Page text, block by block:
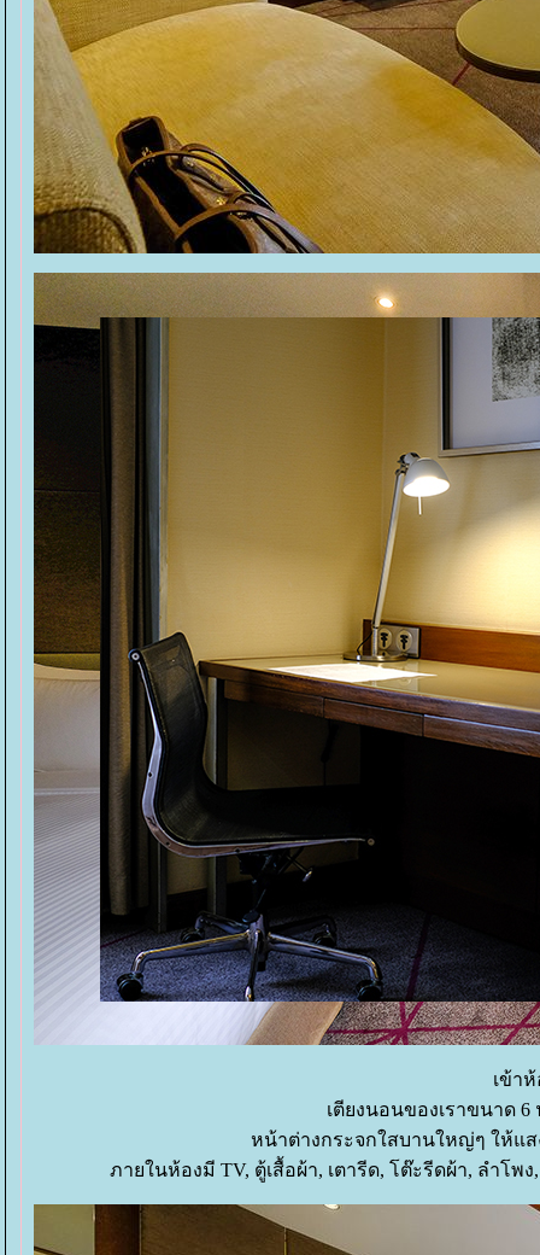
เข้า
เตียงนอนของเราขนาด
หน้าต่างกระจกใสบานใหญ่ๆ ให้แ
ภายในห้องมี TV, ตู้เสื้อผ้า, เตารีด, โต๊ะรีดผ้า, ลำโ